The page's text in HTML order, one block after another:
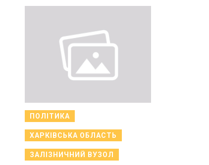
ПОЛІТИКА
ХАРКІВСЬКА ОБЛАСТЬ
ЗАЛІЗНИЧНИЙ ВУЗОЛ